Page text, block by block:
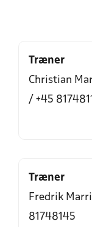
Træner
Christian
/ +45
Træner
Fredrik
81748145